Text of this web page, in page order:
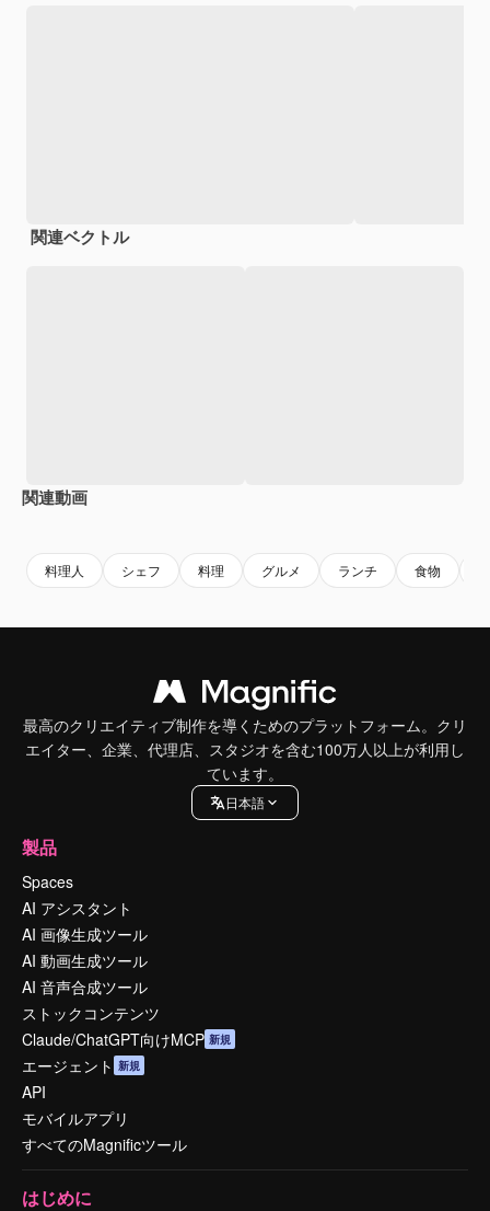
関連ベクトル
関連動画
料理人 シェフ 料理 グルメ ランチ 食物
最高のクリエイティブ制作を導くためのプラットフォーム。クリ
エイター、企業、代理店、スタジオを含む100万人以上が利用し
ています。
日本語
製品
Spaces
AI アシスタント
AI 画像生成ツール
AI 動画生成ツール
AI 音声合成ツール
ストックコンテンツ
Claude/ChatGPT向けMCP 新規
エージェント 新規
API
モバイルアプリ
すべてのMagnificツール
はじめに